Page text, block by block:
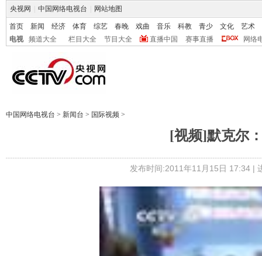
央视网 中国网络电视台 网站地图
首页 新闻 经济 体育 综艺 春晚 戏曲 音乐 科教 青少 文化
艺术
电视
频道大全 栏目大全 节目大全 直播中国 赛事直播 网络
中国网络电视台 > 新闻台 > 国际视频 >
[视频]默克尔
发布时间:2011年11月15日 17:34 |